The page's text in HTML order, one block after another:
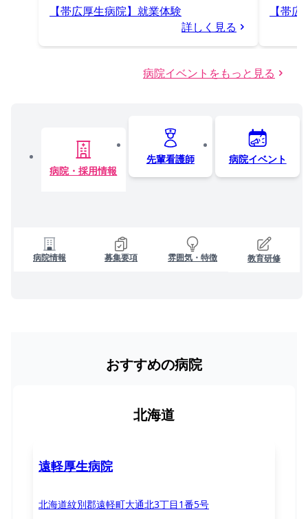
【帯広厚生病院】就業体験
詳しく見る
【帯
病院イベントをもっと見る
病院・採用情報
先輩看護師 病院イベント
病院情報 募集要項 雰囲気・特徴 教育研修
おすすめの病院
北海道
遠軽厚生病院
北海道紋別郡遠軽町大通北3丁目1番5号